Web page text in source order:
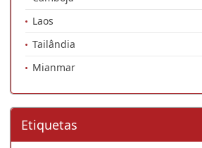
Laos
Tailândia
Mianmar
Etiquetas